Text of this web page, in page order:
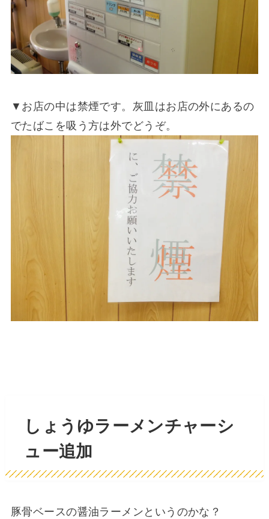
▼お店の中は禁煙です。灰皿はお店の外にあるの
でたばこを吸う方は外でどうぞ。
しょうゆラーメンチャーシ
ュー追加
豚骨ベースの醤油ラーメンというのかな？